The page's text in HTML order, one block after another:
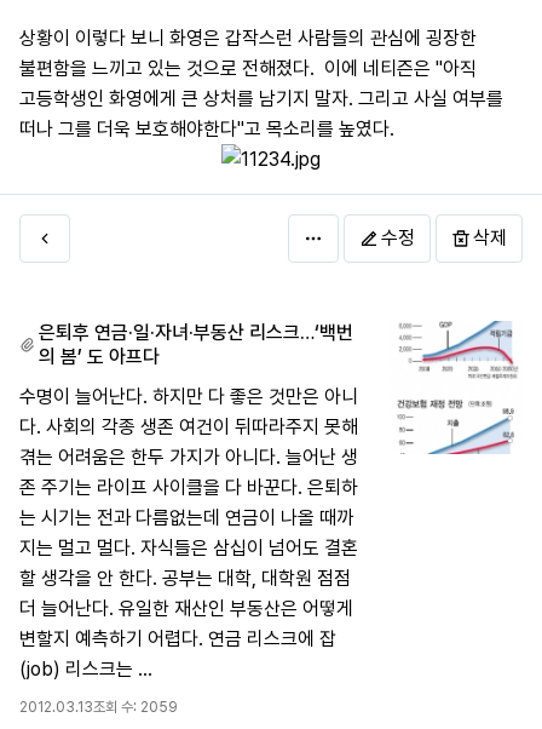
상황이 이렇다 보니 화영은 갑작스런 사람들의 관심에 굉장한
불편함을 느끼고 있는 것으로 전해졌다. 이에 네티즌은 "아직
고등학생인 화영에게 큰 상처를 남기지 말자. 그리고 사실 여부를
떠나 그를 더욱 보호해야한다"고 목소리를 높였다.
수정 삭제
은퇴후 연금·일·자녀·부동산 리스크…‘백번
의 봄’ 도 아프다
수명이 늘어난다. 하지만 다 좋은 것만은 아니
다. 사회의 각종 생존 여건이 뒤따라주지 못해
겪는 어려움은 한두 가지가 아니다. 늘어난 생
존 주기는 라이프 사이클을 다 바꾼다. 은퇴하
는 시기는 전과 다름없는데 연금이 나올 때까
지는 멀고 멀다. 자식들은 삼십이 넘어도 결혼
할 생각을 안 한다. 공부는 대학, 대학원 점점
더 늘어난다. 유일한 재산인 부동산은 어떻게
변할지 예측하기 어렵다. 연금 리스크에 잡
(job) 리스크는 ...
2012.03.13조회 수: 2059